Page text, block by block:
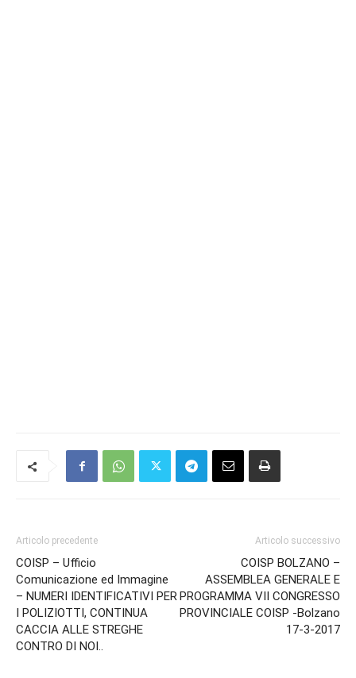
Articolo precedente
COISP – Ufficio
Comunicazione ed Immagine
– NUMERI IDENTIFICATIVI PER
I POLIZIOTTI, CONTINUA
CACCIA ALLE STREGHE
CONTRO DI NOI..
Articolo successivo
COISP BOLZANO –
ASSEMBLEA GENERALE E
PROGRAMMA VII CONGRESSO
PROVINCIALE COISP -Bolzano
17-3-2017